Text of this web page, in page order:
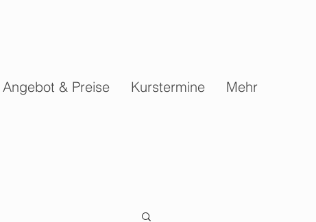
Angebot & Preise Kurstermine Mehr